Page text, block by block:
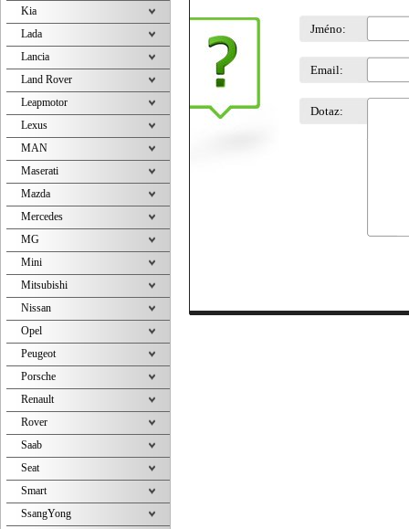
Jméno:
Email:
Dotaz:
Kia
Lada
Lancia
Land Rover
Leapmotor
Lexus
MAN
Maserati
Mazda
Mercedes
MG
Mini
Mitsubishi
Nissan
Opel
Peugeot
Porsche
Renault
Rover
Saab
Seat
Smart
SsangYong